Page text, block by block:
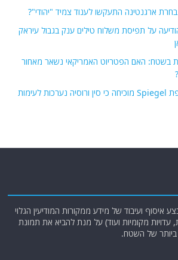
ארגנטינה התעקשו לענוד צמיד "יהודי"?
על תפיסת משלוח טילים ענק בגבול עיראק
90% למציאות בשטח: האם הפטריוט האמריקאי נשאר מאחור
"ציר הרשע החדש": הדלפת Spiegel מוכיחה כי סין ורוסיה נערכות לעימות
איסוף ועיבוד של מידע ממקורות המודיעין הגלוי
עדויות מקומיות ועוד) על מנת להביא את תמונת
של השטח.